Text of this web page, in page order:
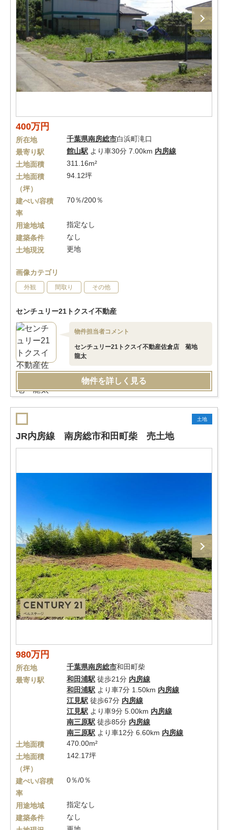
400万円
所在地 千葉県南房総市白浜町滝口
最寄り駅
館山駅 より車30分 7.00km 内房線
土地面積
311.16m²
土地面積
（坪）
94.12坪
建ぺい/容積
率
70％/200％
用途地域
指定なし
建築条件
なし
土地現況
更地
画像カテゴリ
外観 間取り その他
センチュリー21トクスイ不動産
物件担当者コメント
センチュリー21トクスイ不動産佐倉店 菊地
龍太
物件を詳しく見る
土地
JR内房線 南房総市和田町柴 売土地
980万円
所在地 千葉県南房総市和田町柴
最寄り駅
和田浦駅 徒歩21分 内房線
和田浦駅 より車7分 1.50km 内房線
江見駅 徒歩67分 内房線
江見駅 より車9分 5.00km 内房線
南三原駅 徒歩85分 内房線
南三原駅 より車12分 6.60km 内房線
土地面積
470.00m²
土地面積
（坪）
142.17坪
建ぺい/容積
率
0％/0％
用途地域
指定なし
建築条件
なし